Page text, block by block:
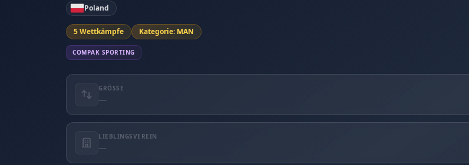
Poland
5 Wettkämpfe Kategorie: MAN
COMPAK SPORTING
GRÖSSE
—
LIEBLINGSVEREIN
—